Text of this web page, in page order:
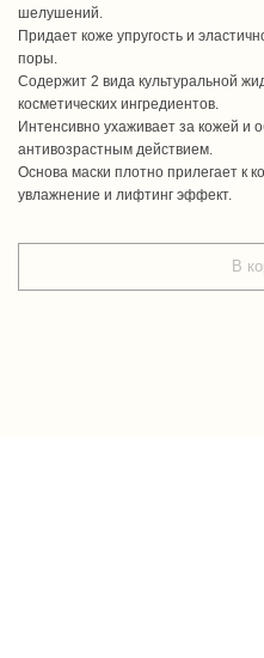
В
шелушений.
Придает коже упругость и
поры.
Содержит 2 вида культуральной
косметических ингредиентов.
Интенсивно ухаживает за кожей и
антивозрастным действием.
Основа маски плотно прилегает к
увлажнение и лифтинг эффект.